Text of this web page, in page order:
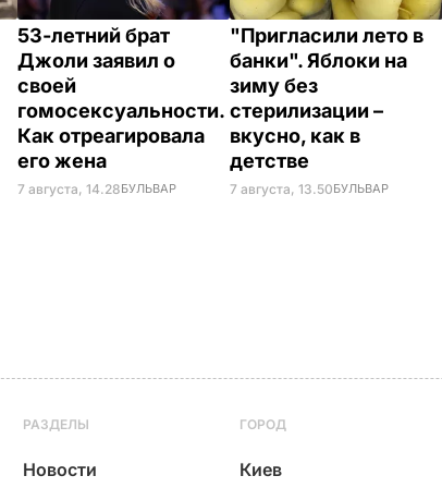
53-летний брат
Джоли заявил о
своей
гомосексуальности.
Как отреагировала
его жена
7 августа, 14.28БУЛЬВАР
"Пригласили лето в
банки". Яблоки на
зиму без
стерилизации –
вкусно, как в
детстве
7 августа, 13.50БУЛЬВАР
РАЗДЕЛЫ
Новости
ГОРОД
Киев